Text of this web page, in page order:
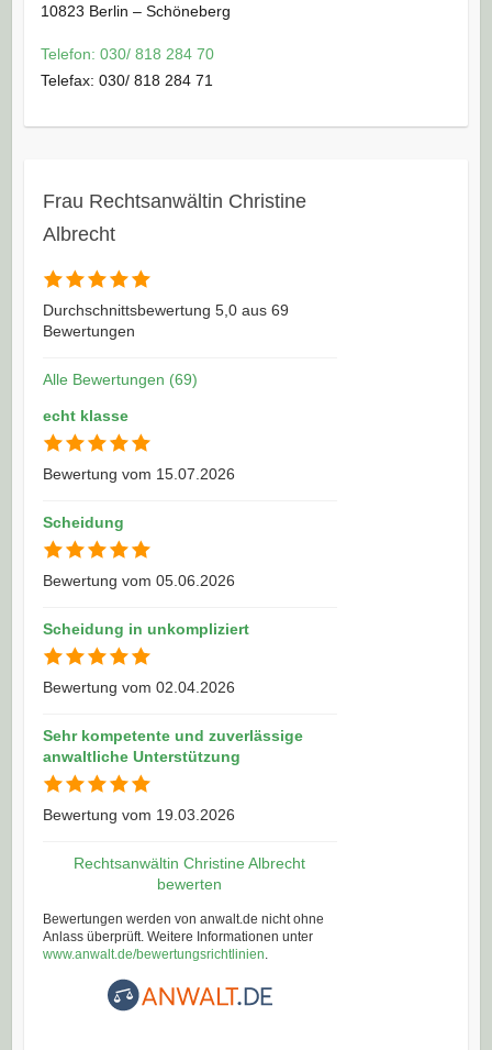
10823 Berlin – Schöneberg
Telefon: 030/ 818 284 70
Telefax: 030/ 818 284 71
Frau Rechtsanwältin Christine
Albrecht
Durchschnittsbewertung 5,0 aus 69
Bewertungen
Alle Bewertungen (69)
echt klasse
Bewertung vom 15.07.2026
Scheidung
Bewertung vom 05.06.2026
Scheidung in unkompliziert
Bewertung vom 02.04.2026
Sehr kompetente und zuverlässige
anwaltliche Unterstützung
Bewertung vom 19.03.2026
Rechtsanwältin Christine Albrecht
bewerten
Bewertungen werden von anwalt.de nicht ohne
Anlass überprüft. Weitere Informationen unter
www.anwalt.de/bewertungsrichtlinien